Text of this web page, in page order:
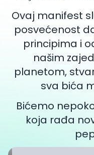
Ovaj manifest
posvećenost
principima i
našim
planetom,
sva bića
Bićemo
koja rađa